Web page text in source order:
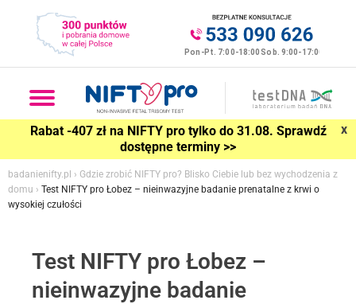
Rabat -407 zł na NIFTY pro tylko do 31.08. Sprawdź
dostępne terminy >>
x
badanienifty.pl › Gdzie zrobić NIFTY pro? Blisko Ciebie lub bez wychodzenia z
domu › Test NIFTY pro Łobez – nieinwazyjne badanie prenatalne z krwi o
wysokiej czułości
Test NIFTY pro Łobez –
nieinwazyjne badanie